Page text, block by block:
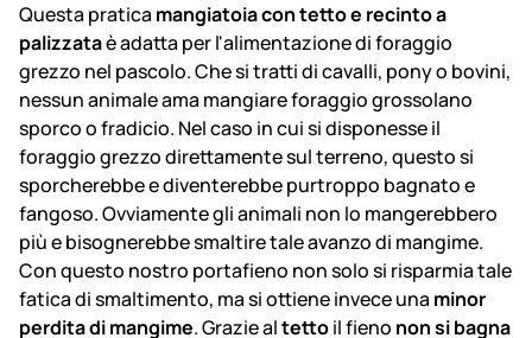
Questa pratica mangiatoia con tetto e recinto a
palizzataè adatta per l'alimentazione di foraggio
grezzo nel pascolo. Che si tratti di cavalli, pony o bovini,
nessun animale ama mangiare foraggio grossolano
sporco o fradicio. Nel caso in cui si disponesse il
foraggio grezzo direttamente sul terreno, questo si
sporcherebbe e diventerebbe purtroppo bagnato e
fangoso. Ovviamente gli animali non lo mangerebbero
più e bisognerebbe smaltire tale avanzo di mangime.
Con questo nostro portafieno non solo si risparmia tale
fatica di smaltimento, ma si ottiene invece una minor
perdita di mangime. Grazie altettoil fieno non si bagna